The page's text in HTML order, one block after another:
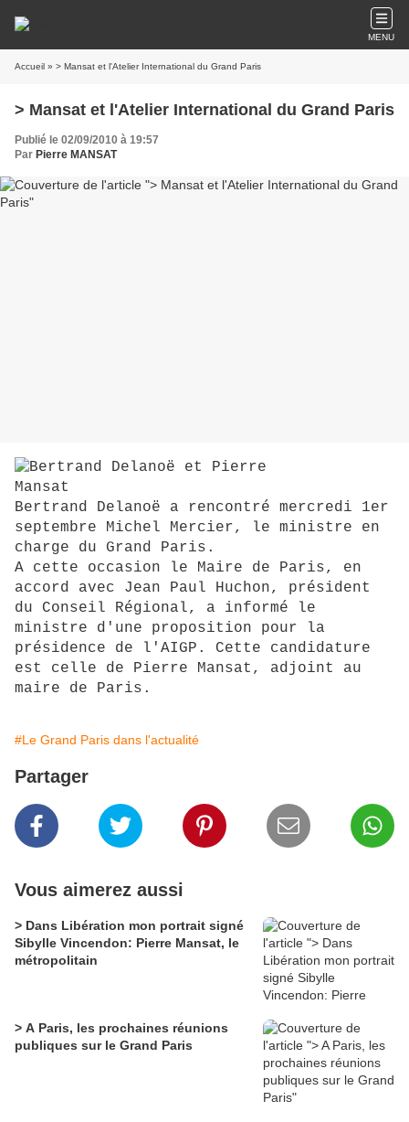
MENU
Accueil » > Mansat et l'Atelier International du Grand Paris
> Mansat et l'Atelier International du Grand Paris
Publié le 02/09/2010 à 19:57
Par Pierre MANSAT
Bertrand Delanoë a rencontré mercredi 1er
septembre Michel Mercier, le ministre en
charge du Grand Paris.
A cette occasion le Maire de Paris, en
accord avec Jean Paul Huchon, président
du Conseil Régional, a informé le
ministre d'une proposition pour la
présidence de l'AIGP. Cette candidature
est celle de Pierre Mansat, adjoint au
maire de Paris.
#Le Grand Paris dans l'actualité
Partager
Vous aimerez aussi
> Dans Libération mon portrait signé
Sibylle Vincendon: Pierre Mansat, le
métropolitain
> A Paris, les prochaines réunions
publiques sur le Grand Paris